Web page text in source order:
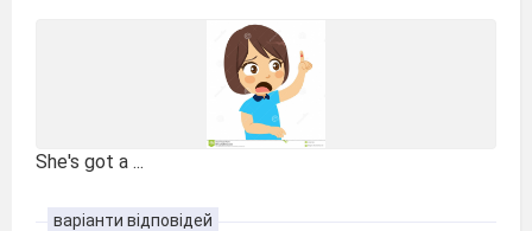
She's got a ...
варіанти відповідей